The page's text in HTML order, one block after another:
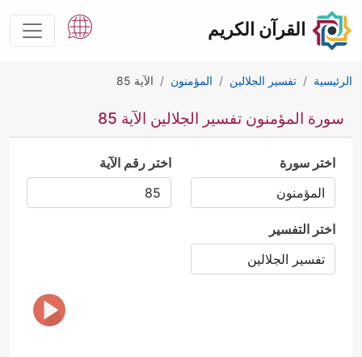
القرآن الكريم
الرئيسية تفسير الجلالين المؤمنون الآية 85
سورة المؤمنون تفسير الجلالين الآية 85
اختر سورة اختر رقم الآية
اختر التفسير